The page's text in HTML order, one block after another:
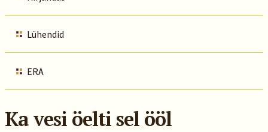
Lühendid
ERA
Ka vesi öelti sel ööl